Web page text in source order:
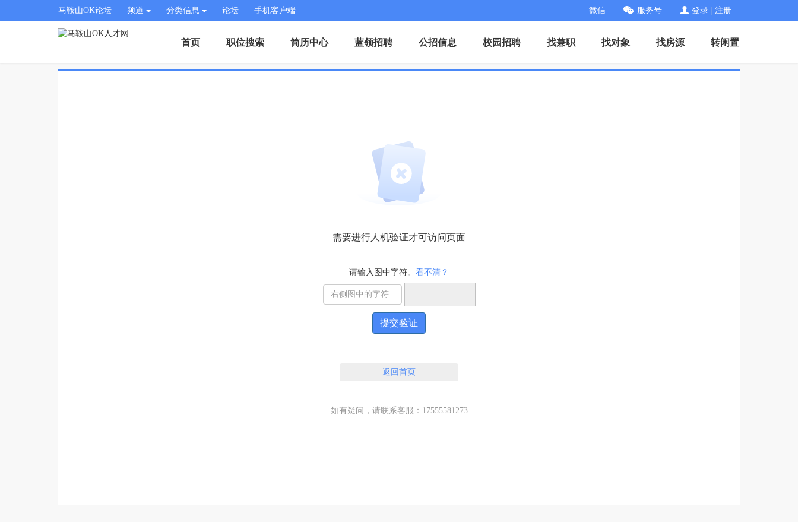
马鞍山OK论坛 频道 分类信息 论坛 手机客户端 微信 服务号 登录 注册
首页 职位搜索 简历中心 蓝领招聘 公招信息 校园招聘 找兼职 找对象 找房源 转闲置
需要进行人机验证才可访问页面
请输入图中字符。 看不清？
提交验证
返回首页
如有疑问，请联系客服：17555581273